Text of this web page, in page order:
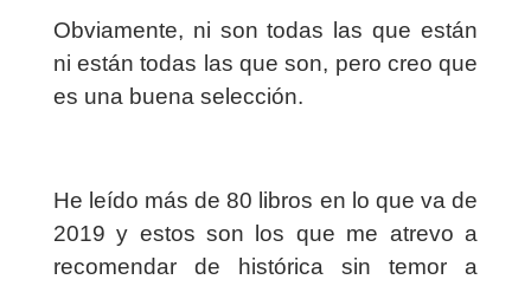
Obviamente, ni son todas las que están
ni están todas las que son, pero creo que
es una buena selección.
He leído más de 80 libros en lo que va de
2019 y estos son los que me atrevo a
recomendar de histórica sin temor a